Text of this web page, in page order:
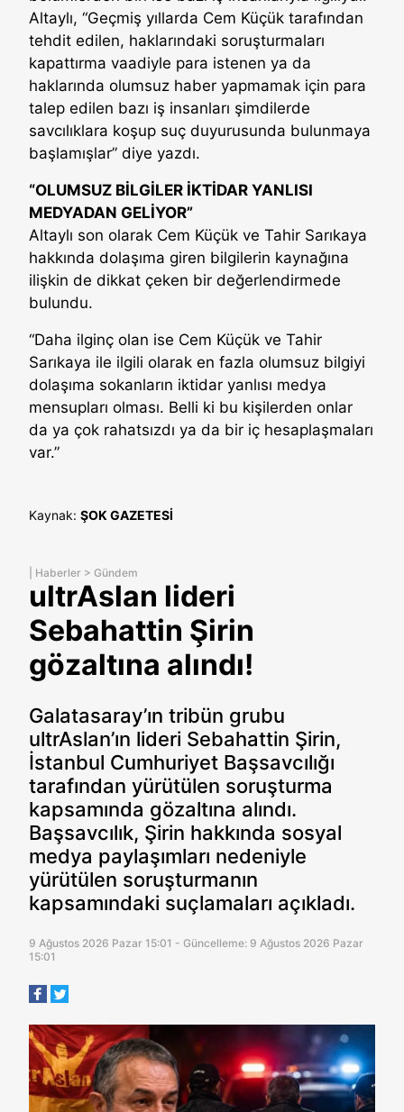
Altaylı, “Geçmiş yıllarda Cem Küçük tarafından
tehdit edilen, haklarındaki soruşturmaları
kapattırma vaadiyle para istenen ya da
haklarında olumsuz haber yapmamak için para
talep edilen bazı iş insanları şimdilerde
savcılıklara koşup suç duyurusunda bulunmaya
başlamışlar” diye yazdı.
“OLUMSUZ BİLGİLER İKTİDAR YANLISI
MEDYADAN GELİYOR”
Altaylı son olarak Cem Küçük ve Tahir Sarıkaya
hakkında dolaşıma giren bilgilerin kaynağına
ilişkin de dikkat çeken bir değerlendirmede
bulundu.
“Daha ilginç olan ise Cem Küçük ve Tahir
Sarıkaya ile ilgili olarak en fazla olumsuz bilgiyi
dolaşıma sokanların iktidar yanlısı medya
mensupları olması. Belli ki bu kişilerden onlar
da ya çok rahatsızdı ya da bir iç hesaplaşmaları
var.”
Kaynak: ŞOK GAZETESİ
Haberler > Gündem
ultrAslan lideri
Sebahattin Şirin
gözaltına alındı!
Galatasaray’ın tribün grubu
ultrAslan’ın lideri Sebahattin Şirin,
İstanbul Cumhuriyet Başsavcılığı
tarafından yürütülen soruşturma
kapsamında gözaltına alındı.
Başsavcılık, Şirin hakkında sosyal
medya paylaşımları nedeniyle
yürütülen soruşturmanın
kapsamındaki suçlamaları açıkladı.
9 Ağustos 2026 Pazar 15:01 - Güncelleme: 9 Ağustos 2026 Pazar
15:01